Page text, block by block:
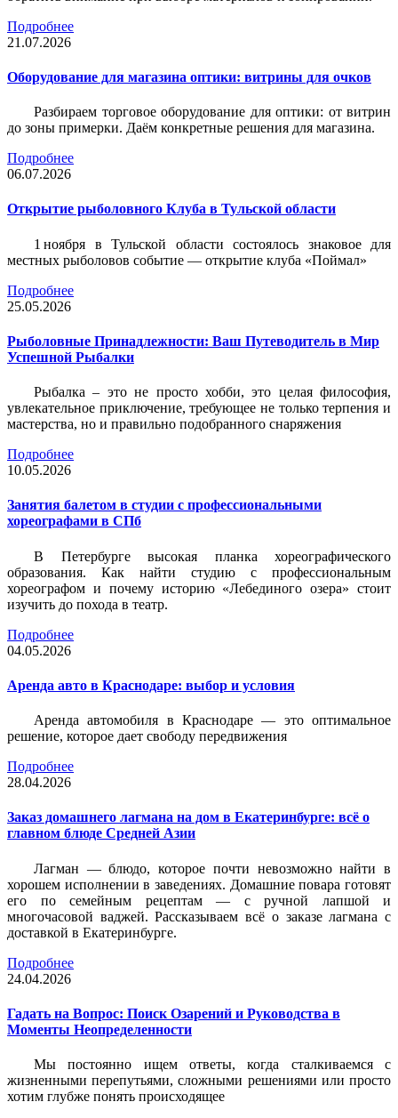
Подробнее
21.07.2026
Оборудование для магазина оптики: витрины для очков
Разбираем торговое оборудование для оптики: от витрин
до зоны примерки. Даём конкретные решения для магазина.
Подробнее
06.07.2026
Открытие рыболовного Клуба в Тульской области
1 ноября в Тульской области состоялось знаковое для
местных рыболовов событие — открытие клуба «Поймал»
Подробнее
25.05.2026
Рыболовные Принадлежности: Ваш Путеводитель в Мир
Успешной Рыбалки
Рыбалка – это не просто хобби, это целая философия,
увлекательное приключение, требующее не только терпения и
мастерства, но и правильно подобранного снаряжения
Подробнее
10.05.2026
Занятия балетом в студии с профессиональными
хореографами в СПб
В Петербурге высокая планка хореографического
образования. Как найти студию с профессиональным
хореографом и почему историю «Лебединого озера» стоит
изучить до похода в театр.
Подробнее
04.05.2026
Аренда авто в Краснодаре: выбор и условия
Аренда автомобиля в Краснодаре — это оптимальное
решение, которое дает свободу передвижения
Подробнее
28.04.2026
Заказ домашнего лагмана на дом в Екатеринбурге: всё о
главном блюде Средней Азии
Лагман — блюдо, которое почти невозможно найти в
хорошем исполнении в заведениях. Домашние повара готовят
его по семейным рецептам — с ручной лапшой и
многочасовой ваджей. Рассказываем всё о заказе лагмана с
доставкой в Екатеринбурге.
Подробнее
24.04.2026
Гадать на Вопрос: Поиск Озарений и Руководства в
Моменты Неопределенности
Мы постоянно ищем ответы, когда сталкиваемся с
жизненными перепутьями, сложными решениями или просто
хотим глубже понять происходящее